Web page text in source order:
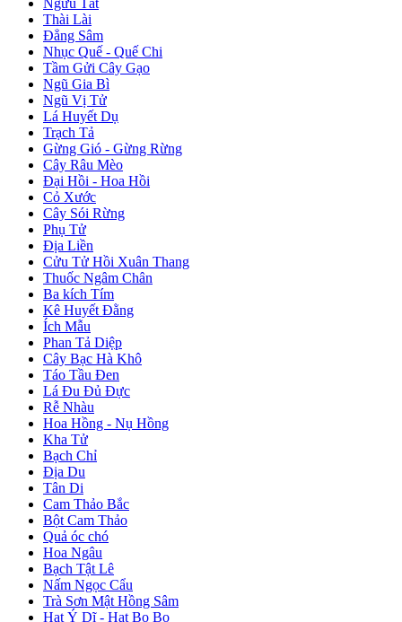
Ngưu Tất
Thài Lài
Đẳng Sâm
Nhục Quế - Quế Chi
Tầm Gửi Cây Gạo
Ngũ Gia Bì
Ngũ Vị Tử
Lá Huyết Dụ
Trạch Tả
Gừng Gió - Gừng Rừng
Cây Râu Mèo
Đại Hồi - Hoa Hồi
Cỏ Xước
Cây Sói Rừng
Phụ Tử
Địa Liền
Cửu Tử Hồi Xuân Thang
Thuốc Ngâm Chân
Ba kích Tím
Kê Huyết Đằng
Ích Mẫu
Phan Tả Diệp
Cây Bạc Hà Khô
Táo Tầu Đen
Lá Đu Đủ Đực
Rễ Nhàu
Hoa Hồng - Nụ Hồng
Kha Tử
Bạch Chỉ
Địa Du
Tân Di
Cam Thảo Bắc
Bột Cam Thảo
Quả óc chó
Hoa Ngâu
Bạch Tật Lê
Nấm Ngọc Cẩu
Trà Sơn Mật Hồng Sâm
Hạt Ý Dĩ - Hạt Bo Bo